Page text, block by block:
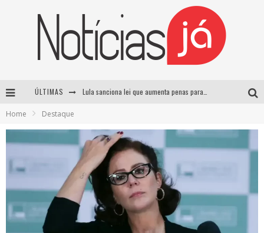
ÚLTIMAS
Home Destaque